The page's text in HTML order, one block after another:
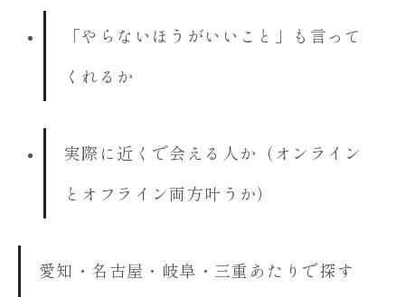
「やらないほうがいいこと」も言って
くれるか
実際に近くで会える人か（オンライン
とオフライン両方叶うか）
愛知・名古屋・岐阜・三重あたりで探す